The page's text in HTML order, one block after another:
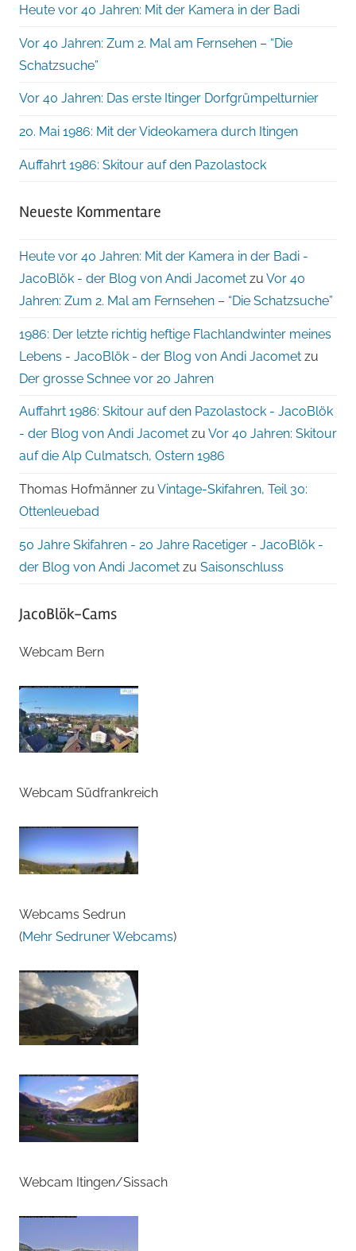
Heute vor 40 Jahren: Mit der Kamera in der Badi
Vor 40 Jahren: Zum 2. Mal am Fernsehen – “Die
Schatzsuche”
Vor 40 Jahren: Das erste Itinger Dorfgrümpelturnier
20. Mai 1986: Mit der Videokamera durch Itingen
Auffahrt 1986: Skitour auf den Pazolastock
Neueste Kommentare
Heute vor 40 Jahren: Mit der Kamera in der Badi -
JacoBlök - der Blog von Andi Jacomet zu Vor 40
Jahren: Zum 2. Mal am Fernsehen – “Die Schatzsuche”
1986: Der letzte richtig heftige Flachlandwinter meines
Lebens - JacoBlök - der Blog von Andi Jacomet zu
Der grosse Schnee vor 20 Jahren
Auffahrt 1986: Skitour auf den Pazolastock - JacoBlök
- der Blog von Andi Jacomet zu Vor 40 Jahren: Skitour
auf die Alp Culmatsch, Ostern 1986
Thomas Hofmänner zu Vintage-Skifahren, Teil 30:
Ottenleuebad
50 Jahre Skifahren - 20 Jahre Racetiger - JacoBlök -
der Blog von Andi Jacomet zu Saisonschluss
JacoBlök-Cams
Webcam Bern
Webcam Südfrankreich
Webcams Sedrun
(Mehr Sedruner Webcams)
Webcam Itingen/Sissach